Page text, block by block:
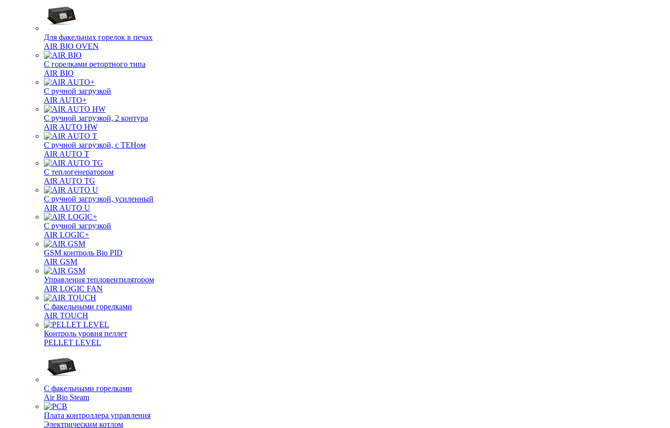
Для факельных горелок в печах
AIR BIO OVEN
С горелками ретортного типа
AIR BIO
С ручной загрузкой
AIR AUTO+
С ручной загрузкой, 2 контура
AIR AUTO HW
С ручной загрузкой, с ТЕНом
AIR AUTO T
С теплогенератором
AIR AUTO TG
С ручной загрузкой, усиленный
AIR AUTO U
С ручной загрузкой
AIR LOGIC+
GSM контроль Bio PID
AIR GSM
Управления тепловентилятором
AIR LOGIC FAN
С факельными горелками
AIR TOUCH
Контроль уровня пеллет
PELLET LEVEL
С факельными горелками
Air Bio Steam
Плата контроллера управления
Электрическим котлом